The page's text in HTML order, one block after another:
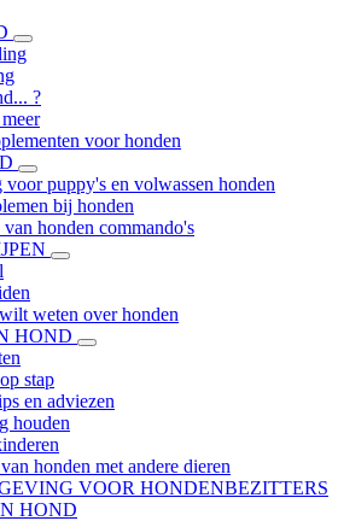
?
voor honden
voor puppy's en volwassen honden
bij honden
honden commando's
weten over honden
HOND
stap
en adviezen
houden
honden met andere dieren
VOOR HONDENBEZITTERS
HOND